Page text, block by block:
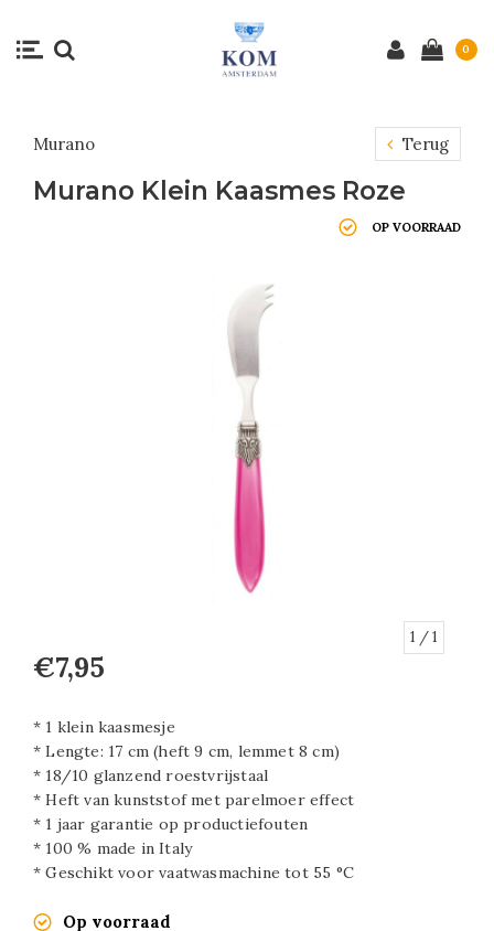
0
Murano Terug
Murano Klein Kaasmes Roze
OP VOORRAAD
1 / 1
€7,95
* 1 klein kaasmesje
* Lengte: 17 cm (heft 9 cm, lemmet 8 cm)
* 18/10 glanzend roestvrijstaal
* Heft van kunststof met parelmoer effect
* 1 jaar garantie op productiefouten
* 100 % made in Italy
* Geschikt voor vaatwasmachine tot 55 °C
Op voorraad